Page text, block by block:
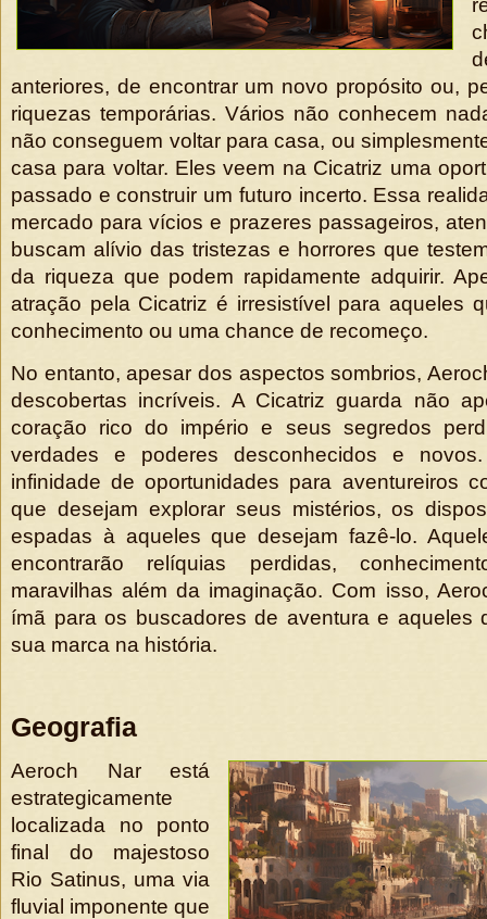
anteriores, de encontrar um novo propósito ou,
riquezas temporárias. Vários não conhecem
não conseguem voltar para casa, ou
casa para voltar. Eles veem na Cicatriz uma
passado e construir um futuro incerto. Essa
mercado para vícios e prazeres passageiros,
buscam alívio das tristezas e horrores que
da riqueza que podem rapidamente adquirir.
atração pela Cicatriz é irresistível para aqueles
conhecimento ou uma chance de recomeço.
No entanto, apesar dos aspectos sombrios,
descobertas incríveis. A Cicatriz guarda não
coração rico do império e seus segredos
verdades e poderes desconhecidos e
infinidade de oportunidades para aventureiros
que desejam explorar seus mistérios, os
espadas à aqueles que desejam fazê-lo.
encontrarão relíquias perdidas,
maravilhas além da imaginação. Com isso,
ímã para os buscadores de aventura e aqueles
sua marca na história.
Geografia
Aeroch Nar está
estrategicamente
localizada no ponto
final do majestoso
Rio Satinus, uma via
fluvial imponente que